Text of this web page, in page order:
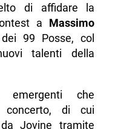
di affidare la
a Massimo
99 Posse, col
talenti della
che
concerto, di cui
Jovine tramite